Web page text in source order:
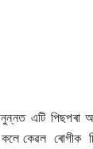
এটি
কেৱল ৰোগীক